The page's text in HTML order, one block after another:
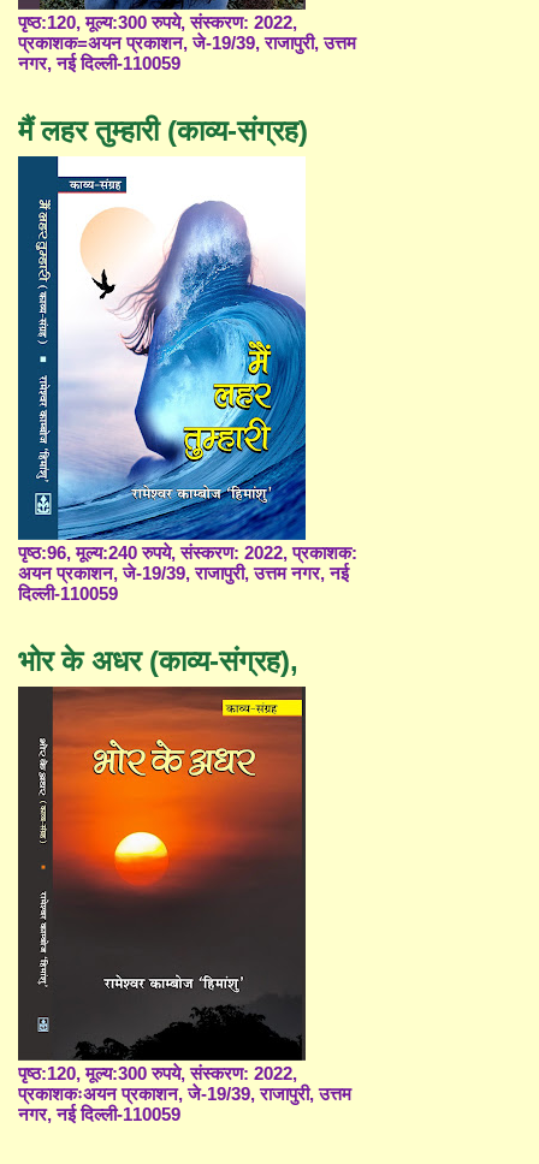
पृष्ठ:120, मूल्य:300 रुपये, संस्करण: 2022,
प्रकाशक=अयन प्रकाशन, जे-19/39, राजापुरी, उत्तम
नगर, नई दिल्ली-110059
मैं लहर तुम्हारी (काव्य-संग्रह)
पृष्ठ:96, मूल्य:240 रुपये, संस्करण: 2022, प्रकाशक:
अयन प्रकाशन, जे-19/39, राजापुरी, उत्तम नगर, नई
दिल्ली-110059
भोर के अधर (काव्य-संग्रह),
पृष्ठ:120, मूल्य:300 रुपये, संस्करण: 2022,
प्रकाशकःअयन प्रकाशन, जे-19/39, राजापुरी, उत्तम
नगर, नई दिल्ली-110059